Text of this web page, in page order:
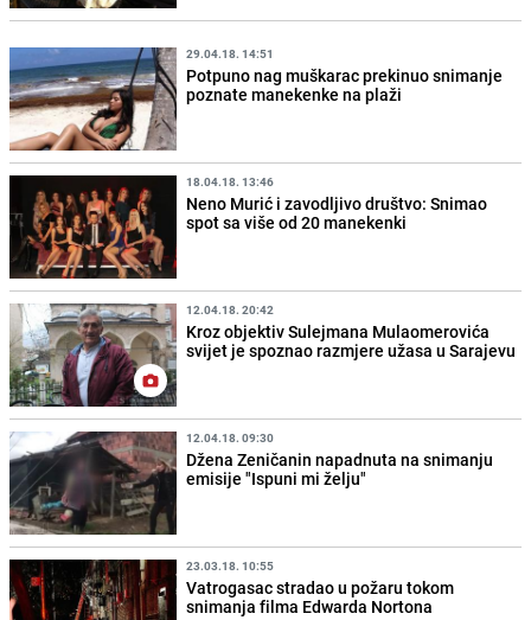
29.04.18. 14:51
Potpuno nag muškarac prekinuo snimanje
poznate manekenke na plaži
18.04.18. 13:46
Neno Murić i zavodljivo društvo: Snimao
spot sa više od 20 manekenki
12.04.18. 20:42
Kroz objektiv Sulejmana Mulaomerovića
svijet je spoznao razmjere užasa u Sarajevu
12.04.18. 09:30
Džena Zeničanin napadnuta na snimanju
emisije "Ispuni mi želju"
23.03.18. 10:55
Vatrogasac stradao u požaru tokom
snimanja filma Edwarda Nortona